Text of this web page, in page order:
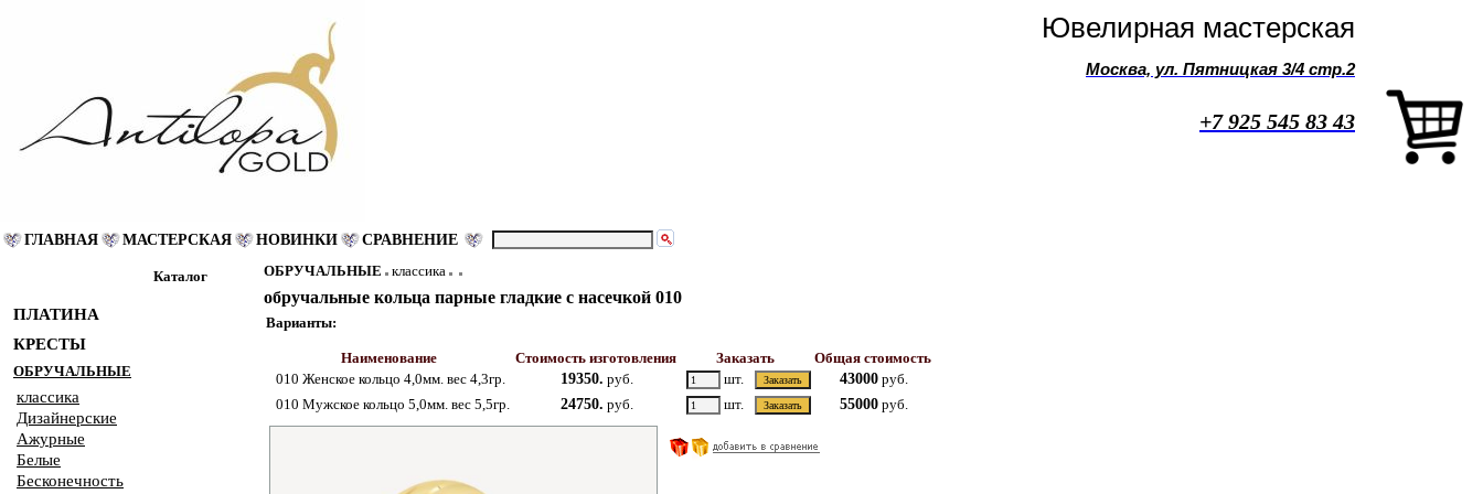
Ювелирная мастерская
Москва, ул. Пятницкая 3/4 стр.2
+7 925 545 83 43
ГЛАВНАЯ МАСТЕРСКАЯ НОВИНКИ СРАВНЕНИЕ
Каталог
ПЛАТИНА
КРЕСТЫ
ОБРУЧАЛЬНЫЕ
классика
Дизайнерские
Ажурные
Белые
Бесконечность
ОБРУЧАЛЬНЫЕ классика
обручальные кольца парные гладкие с насечкой 010
Варианты:
Наименование Стоимость изготовления Заказать
Общая стоимость
010 Женское кольцо 4,0мм. вес 4,3гр.
19350. руб. шт. 43000 руб.
010 Мужское кольцо 5,0мм. вес 5,5гр.
24750. руб. шт. 55000 руб.